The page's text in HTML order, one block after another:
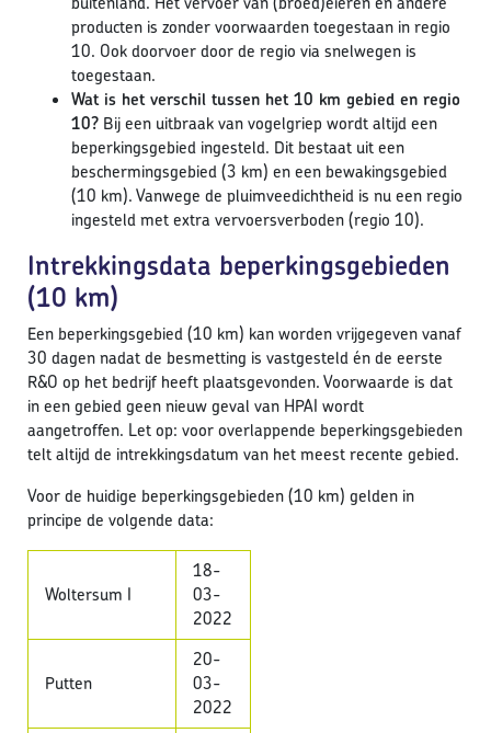
producten is zonder voorwaarden toegestaan in regio
10. Ook doorvoer door de regio via snelwegen is
toegestaan.
Wat is het verschil tussen het 10 km gebied en regio
10? Bij een uitbraak van vogelgriep wordt altijd een
beperkingsgebied ingesteld. Dit bestaat uit een
beschermingsgebied (3 km) en een bewakingsgebied
(10 km). Vanwege de pluimveedichtheid is nu een regio
ingesteld met extra vervoersverboden (regio 10).
Intrekkingsdata beperkingsgebieden
(10 km)
Een beperkingsgebied (10 km) kan worden vrijgegeven vanaf
30 dagen nadat de besmetting is vastgesteld én de eerste
R&O op het bedrijf heeft plaatsgevonden. Voorwaarde is dat
in een gebied geen nieuw geval van HPAI wordt
aangetroffen. Let op: voor overlappende beperkingsgebieden
telt altijd de intrekkingsdatum van het meest recente gebied.
Voor de huidige beperkingsgebieden (10 km) gelden in
principe de volgende data:
Woltersum I
18-
03-
2022
Putten
20-
03-
2022